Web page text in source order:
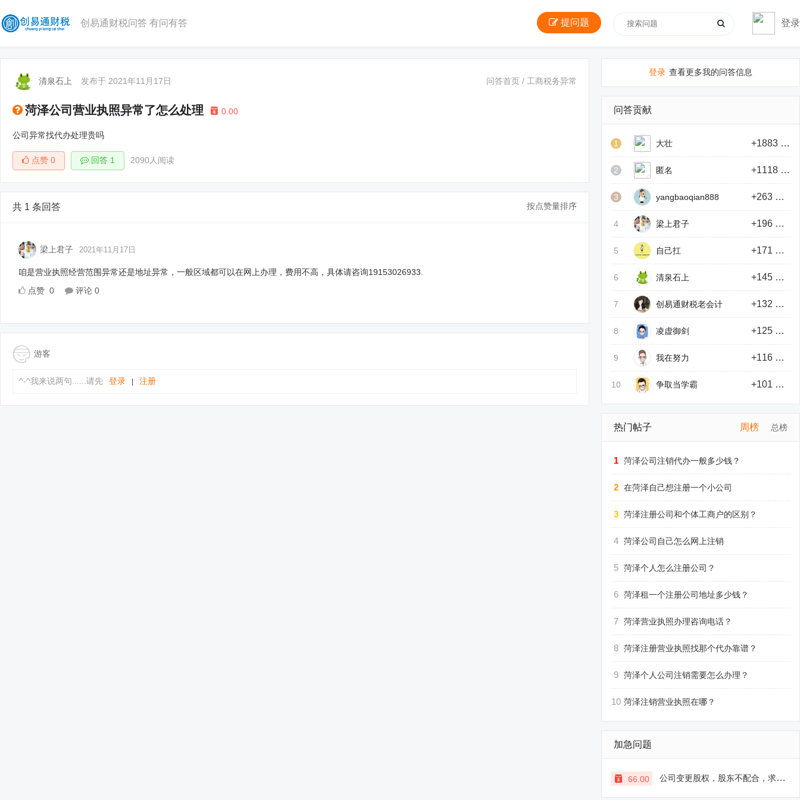
创易通财税问答 有问有答 提问题 登录
清泉石上 发布于 2021年11月17日 问答首页 / 工商税务异常
菏泽公司营业执照异常了怎么处理 0.00
公司异常找代办处理贵吗
点赞 0 回答 1 2090人阅读
共 1 条回答 按点赞量排序
梁上君子 2021年11月17日
咱是营业执照经营范围异常还是地址异常，一般区域都可以在网上办理，费用不高，具体请咨询19153026933.
点赞 0 评论 0
游客
^-^我来说两句......请先 登录 注册
登录 查看更多我的问答信息
问答贡献
1 大壮 +1883 积分
2 匿名 +1118 积分
3 yangbaoqian888 +263 积分
4 梁上君子 +196 积分
5 自己扛 +171 积分
6 清泉石上 +145 积分
7 创易通财税老会计 +132 积分
8 凌虚御剑 +125 积分
9 我在努力 +116 积分
10 争取当学霸 +101 积分
热门帖子 周榜 总榜
1 菏泽公司注销代办一般多少钱？
2 在菏泽自己想注册一个小公司
3 菏泽注册公司和个体工商户的区别？
4 菏泽公司自己怎么网上注销
5 菏泽个人怎么注册公司？
6 菏泽租一个注册公司地址多少钱？
7 菏泽营业执照办理咨询电话？
8 菏泽注册营业执照找那个代办靠谱？
9 菏泽个人公司注销需要怎么办理？
10 菏泽注销营业执照在哪？
加急问题
66.00 公司变更股权，股东不配合，求支招